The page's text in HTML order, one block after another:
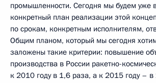
промышленности. Сегодня мы будем уже
конкретный план реализации этой
по срокам, конкретным исполнителям,
Общим планом, который мы сегодня хотим
заложены такие критерии: повышение
производства в России ракетно-
к 2010 году в 1,6 раза, а к 2015 году – в